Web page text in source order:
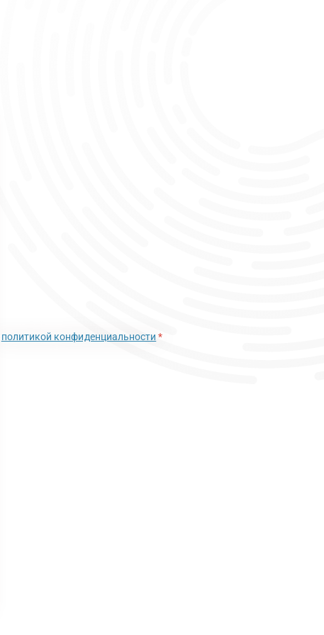
политикой конфиденциальности *